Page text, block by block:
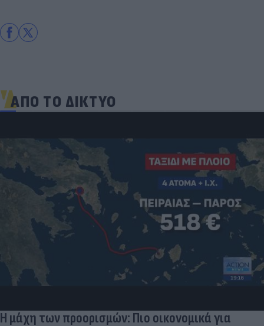
ΑΠΟ ΤΟ ΔΙΚΤΥΟ
Η μάχη των προορισμών: Πιο οικονομικά για